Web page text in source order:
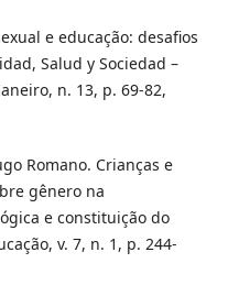
e educação: desafios
Salud y Sociedad –
n. 13, p. 69-82,
Romano. Crianças e
gênero na
e constituição do
v. 7, n. 1, p. 244-